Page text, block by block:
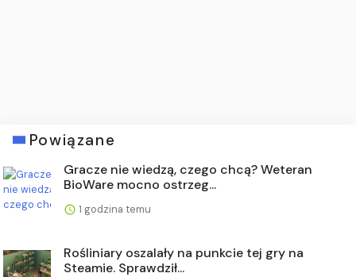
Powiązane
Gracze nie wiedzą, czego chcą? Weteran
BioWare mocno ostrzeg...
1 godzina temu
Rośliniary oszalały na punkcie tej gry na
Steamie. Sprawdził...